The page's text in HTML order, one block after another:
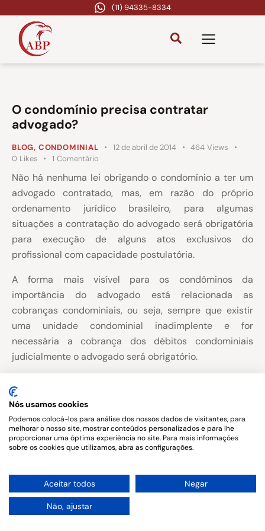
(11) 94335-8334
O condomínio precisa contratar
advogado?
BLOG, CONDOMINIAL 12 de abril de 2014 464 Views
0 Likes 1 Comentário
Não há nenhuma lei obrigando o condomínio a ter um
advogado contratado, mas, em razão do próprio
ordenamento jurídico brasileiro, para algumas
situações a contratação do advogado será obrigatória
para execução de alguns atos exclusivos do
profissional com capacidade postulatória.
A forma mais visível para os condôminos da
importância do advogado está relacionada as
cobranças condominiais, ou seja, sempre que existir
uma unidade condominial inadimplente e for
necessária a cobrança dos débitos condominiais
judicialmente o advogado será obrigatório.
Copyright © 2026. All rights reserved.
Nós usamos cookies
Podemos colocá-los para análise dos nossos dados de visitantes, para
melhorar o nosso site, mostrar conteúdos personalizados e para lhe
proporcionar uma óptima experiência no site. Para mais informações
sobre os cookies que utilizamos, abra as configurações.
Aceitar todos Negar
Não, ajustar